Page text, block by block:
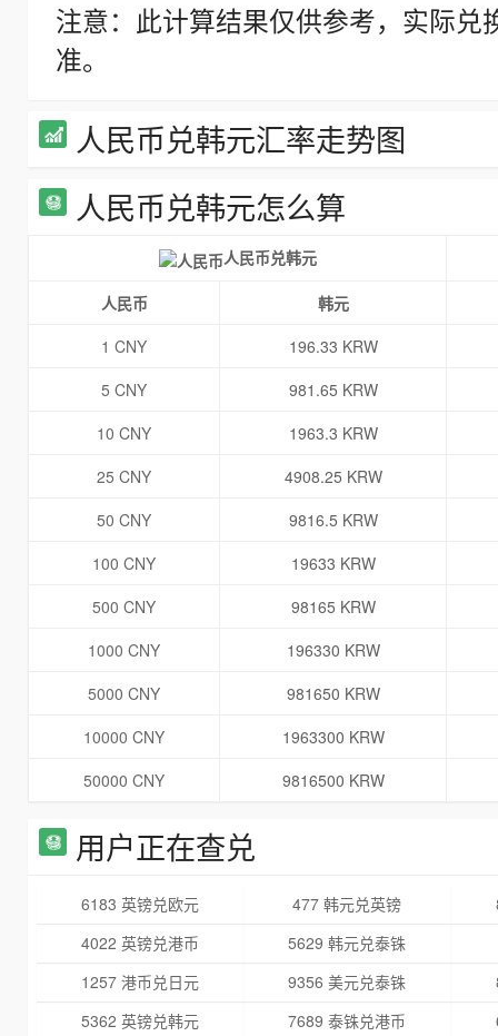
注意：此计算结果仅供参考，实际
准。
人民币兑韩元汇率走势图
人民币兑韩元怎么算
人民币兑韩元
人民币
韩元
1 CNY
196.33 KRW
5 CNY
981.65 KRW
10 CNY
1963.3 KRW
25 CNY
4908.25 KRW
50 CNY
9816.5 KRW
100 CNY
19633 KRW
500 CNY
98165 KRW
1000 CNY
196330 KRW
5000 CNY
981650 KRW
10000 CNY
1963300 KRW
50000 CNY
9816500 KRW
用户正在查兑
6183 英镑兑欧元 477 韩元兑英镑
4022 英镑兑港币
5629 韩元兑泰铢
1257 港币兑日元
9356 美元兑泰铢
5362 英镑兑韩元
7689 泰铢兑港币